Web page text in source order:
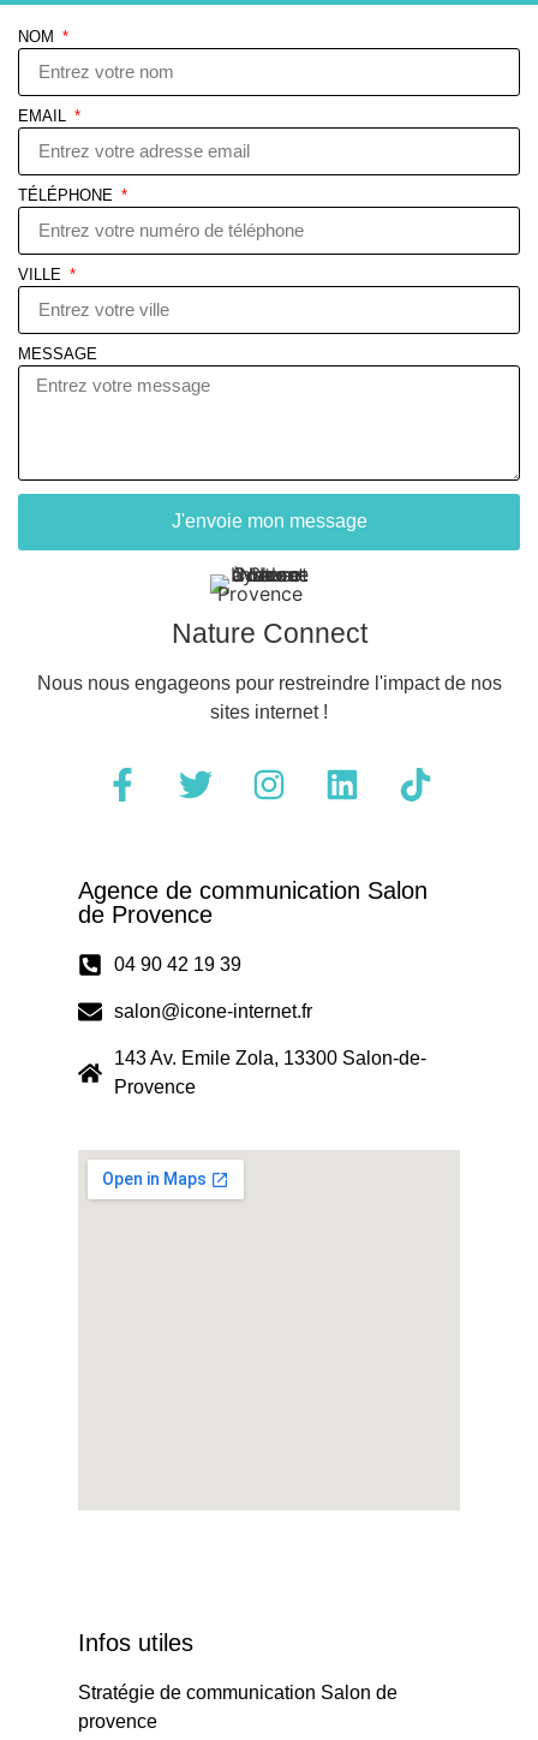
NOM
EMAIL
TÉLÉPHONE
VILLE
MESSAGE
J'envoie mon message
Nature Connect
Nous nous engageons pour restreindre l'impact de nos
sites internet !
Agence de communication Salon
de Provence
04 90 42 19 39
salon@icone-internet.fr
143 Av. Emile Zola, 13300 Salon-de-
Provence
Infos utiles
Stratégie de communication Salon de
provence